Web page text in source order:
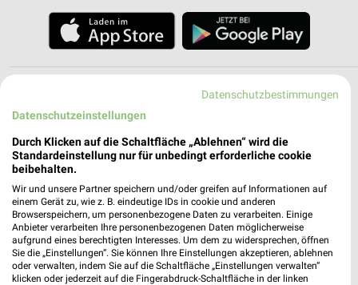
bremer Baustoffe Eutin
Bgm.-Steenbock-Straße 34
23701 Eutin
Heute 07:00 - 18:00 Uhr | Geöffnet
23,90 km
Datenschutzbestimmungen
Datenschutzeinstellungen
Durch Klicken auf die Schaltfläche „Ablehnen“ wird die
Standardeinstellung nur für unbedingt erforderliche cookie
beibehalten.
Wir und unsere Partner speichern und/oder greifen auf Informationen auf
einem Gerät zu, wie z. B. eindeutige IDs in cookie und anderen
Browserspeichern, um personenbezogene Daten zu verarbeiten. Einige
Anbieter verarbeiten Ihre personenbezogenen Daten möglicherweise
aufgrund eines berechtigten Interesses. Um dem zu widersprechen, öffnen
Sie die „Einstellungen“. Sie können Ihre Einstellungen akzeptieren, ablehnen
oder verwalten, indem Sie auf die Schaltfläche „Einstellungen verwalten“
klicken oder jederzeit auf die Fingerabdruck-Schaltfläche in der linken